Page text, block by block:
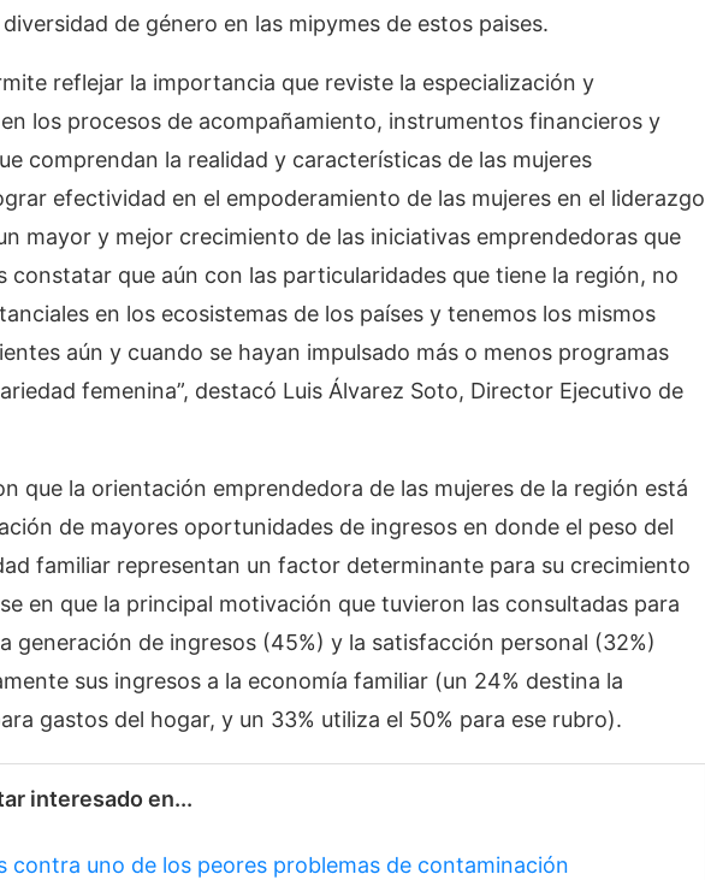
de género en las mipymes de estos paises.
reflejar la importancia que reviste la especialización y
los procesos de acompañamiento, instrumentos financieros y
comprendan la realidad y características de las mujeres
efectividad en el empoderamiento de las mujeres en el liderazgo
mayor y mejor crecimiento de las iniciativas emprendedoras que
constatar que aún con las particularidades que tiene la región, no
en los ecosistemas de los países y tenemos los mismos
aún y cuando se hayan impulsado más o menos programas
femenina”, destacó Luis Álvarez Soto, Director Ejecutivo de
que la orientación emprendedora de las mujeres de la región está
de mayores oportunidades de ingresos en donde el peso del
familiar representan un factor determinante para su crecimiento
en que la principal motivación que tuvieron las consultadas para
generación de ingresos (45%) y la satisfacción personal (32%)
sus ingresos a la economía familiar (un 24% destina la
gastos del hogar, y un 33% utiliza el 50% para ese rubro).
interesado en...
contra uno de los peores problemas de contaminación